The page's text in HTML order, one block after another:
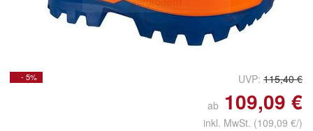
- 5% UVP: 115,40 €
ab 109,09 €
inkl. MwSt. (109,09 €/)